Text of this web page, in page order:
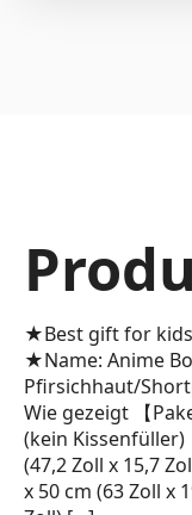
★Best gift for
★Name: Anime
Pfirsichhaut/
Wie gezeigt 【
(kein Kissenfüller)
(47,2 Zoll x 15,7
x 50 cm (63 Zoll x